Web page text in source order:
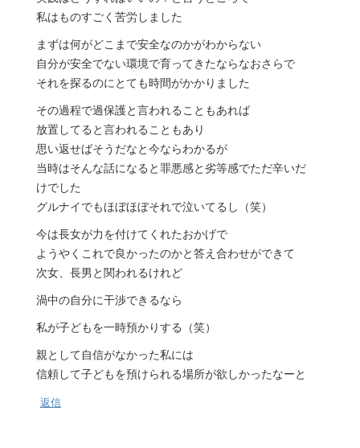
私はものすごく苦労しました
まずは何がどこまで安全なのかがわからない
自分が安全でない環境で育ってきたならなおさらで
それを探るのにとても時間がかかりました
その過程で過保護と言われることもあれば
放置してると言われることもあり
思い返せばそうだなと今ならわかるが
当時はそんな話になると罪悪感と劣等感でただ辛いだ
けでした
グルナイでもほぼほぼそれで泣いてるし（笑）
今は長女が力を付けてくれたおかげで
ようやくこれで良かったのかと答え合わせができて
次女、長男と関われるけれど
渦中の自分に干渉できるなら
私が子どもを一時預かりする（笑）
親として自信がなかった私には
信頼して子どもを預けられる場所が欲しかったなーと
返信